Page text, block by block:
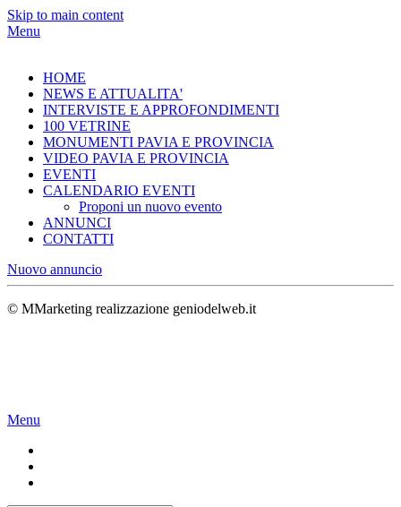
Skip to main content
Menu
HOME
NEWS E ATTUALITA'
INTERVISTE E APPROFONDIMENTI
100 VETRINE
MONUMENTI PAVIA E PROVINCIA
VIDEO PAVIA E PROVINCIA
EVENTI
CALENDARIO EVENTI
Proponi un nuovo evento
ANNUNCI
CONTATTI
Nuovo annuncio
© MMarketing realizzazione geniodelweb.it
Menu